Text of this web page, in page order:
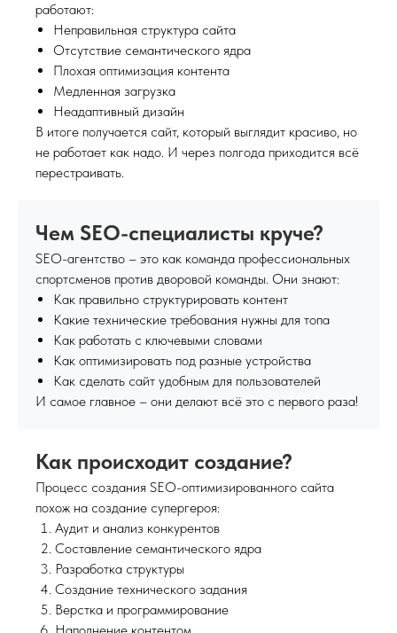
работают:
Неправильная структура сайта
Отсутствие семантического ядра
Плохая оптимизация контента
Медленная загрузка
Неадаптивный дизайн
В итоге получается сайт, который выглядит красиво, но
не работает как надо. И через полгода приходится всё
перестраивать.
Чем SEO-специалисты круче?
SEO-агентство – это как команда профессиональных
спортсменов против дворовой команды. Они знают:
Как правильно структурировать контент
Какие технические требования нужны для топа
Как работать с ключевыми словами
Как оптимизировать под разные устройства
Как сделать сайт удобным для пользователей
И самое главное – они делают всё это с первого раза!
Как происходит создание?
Процесс создания SEO-оптимизированного сайта
похож на создание супергероя:
Аудит и анализ конкурентов
Составление семантического ядра
Разработка структуры
Создание технического задания
Верстка и программирование